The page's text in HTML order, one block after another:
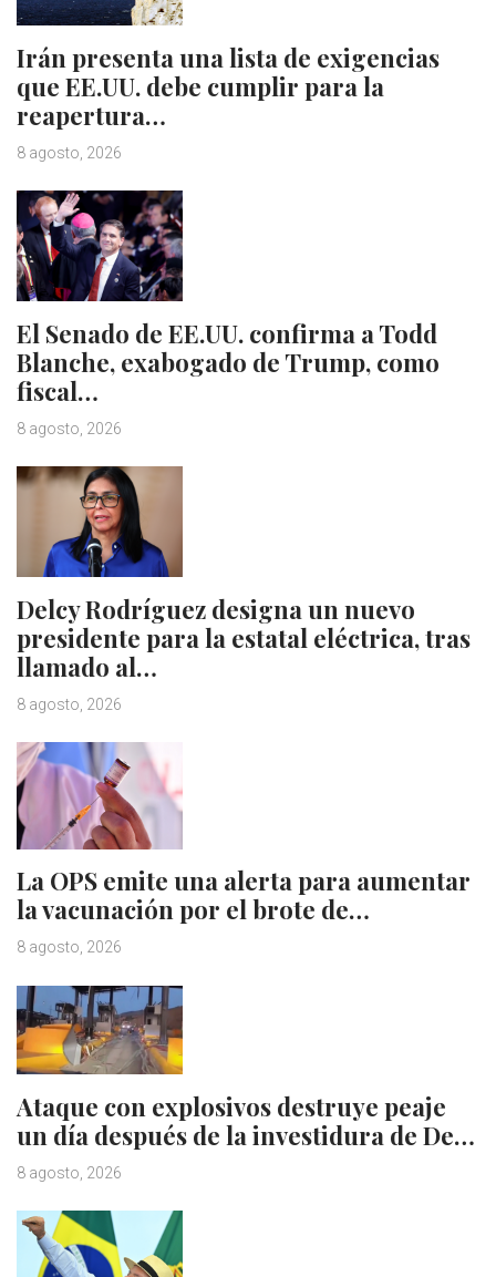
Irán presenta una lista de exigencias
que EE.UU. debe cumplir para la
reapertura…
8 agosto, 2026
El Senado de EE.UU. confirma a Todd
Blanche, exabogado de Trump, como
fiscal…
8 agosto, 2026
Delcy Rodríguez designa un nuevo
presidente para la estatal eléctrica, tras
llamado al…
8 agosto, 2026
La OPS emite una alerta para aumentar
la vacunación por el brote de…
8 agosto, 2026
Ataque con explosivos destruye peaje
un día después de la investidura de De…
8 agosto, 2026